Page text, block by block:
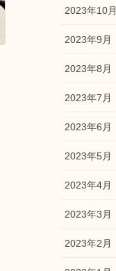
2023年10月
2023年9月
2023年8月
2023年7月
2023年6月
2023年5月
2023年4月
2023年3月
2023年2月